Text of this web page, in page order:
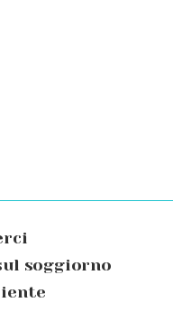
soggiorno